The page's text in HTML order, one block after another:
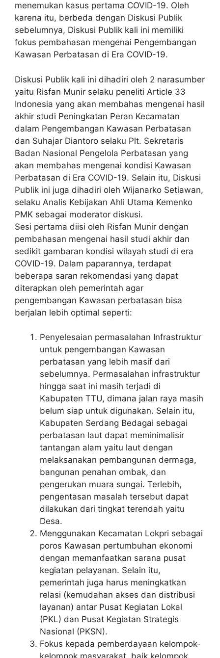
menemukan kasus pertama COVID-19. Oleh
karena itu, berbeda dengan Diskusi Publik
sebelumnya, Diskusi Publik kali ini memiliki
fokus pembahasan mengenai Pengembangan
Kawasan Perbatasan di Era COVID-19.
Diskusi Publik kali ini dihadiri oleh 2 narasumber
yaitu Risfan Munir selaku peneliti Article 33
Indonesia yang akan membahas mengenai hasil
akhir studi Peningkatan Peran Kecamatan
dalam Pengembangan Kawasan Perbatasan
dan Suhajar Diantoro selaku Plt. Sekretaris
Badan Nasional Pengelola Perbatasan yang
akan membahas mengenai kondisi Kawasan
Perbatasan di Era COVID-19. Selain itu, Diskusi
Publik ini juga dihadiri oleh Wijanarko Setiawan,
selaku Analis Kebijakan Ahli Utama Kemenko
PMK sebagai moderator diskusi.
Sesi pertama diisi oleh Risfan Munir dengan
pembahasan mengenai hasil studi akhir dan
sedikit gambaran kondisi wilayah studi di era
COVID-19. Dalam paparannya, terdapat
beberapa saran rekomendasi yang dapat
diterapkan oleh pemerintah agar
pengembangan Kawasan perbatasan bisa
berjalan lebih optimal seperti:
Penyelesaian permasalahan Infrastruktur
untuk pengembangan Kawasan
perbatasan yang lebih masif dari
sebelumnya. Permasalahan infrastruktur
hingga saat ini masih terjadi di
Kabupaten TTU, dimana jalan raya masih
belum siap untuk digunakan. Selain itu,
Kabupaten Serdang Bedagai sebagai
perbatasan laut dapat meminimalisir
tantangan alam yaitu laut dengan
melaksanakan pembangunan dermaga,
bangunan penahan ombak, dan
pengerukan muara sungai. Terlebih,
pengentasan masalah tersebut dapat
dilakukan dari tingkat terendah yaitu
Desa.
Menggunakan Kecamatan Lokpri sebagai
poros Kawasan pertumbuhan ekonomi
dengan memanfaatkan sarana pusat
kegiatan pelayanan. Selain itu,
pemerintah juga harus meningkatkan
relasi (kemudahan akses dan distribusi
layanan) antar Pusat Kegiatan Lokal
(PKL) dan Pusat Kegiatan Strategis
Nasional (PKSN).
Fokus kepada pemberdayaan kelompok-
kelompok masyarakat, baik kelompok